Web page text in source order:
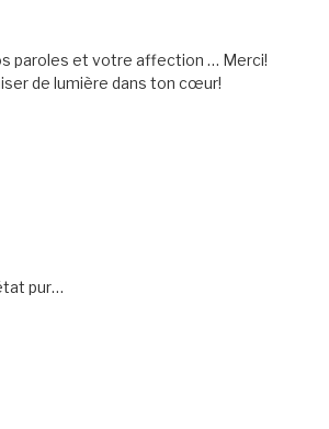
paroles et votre affection … Merci!
de lumière dans ton cœur!
pur…